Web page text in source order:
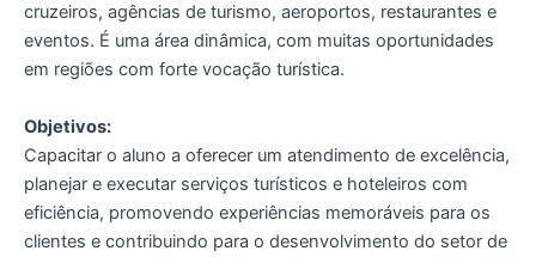
cruzeiros, agências de turismo, aeroportos, restaurantes e
eventos. É uma área dinâmica, com muitas oportunidades
em regiões com forte vocação turística.
Objetivos:
Capacitar o aluno a oferecer um atendimento de excelência,
planejar e executar serviços turísticos e hoteleiros com
eficiência, promovendo experiências memoráveis para os
clientes e contribuindo para o desenvolvimento do setor de